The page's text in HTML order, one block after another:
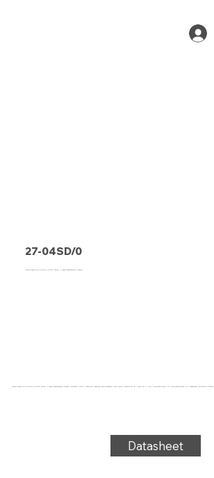
27-04SD/0
Transportband type 27-04SD/0 Hytrel®, naturel, 2-laags breedstestabiel weefsel
Transportband type 27-04SD/0 Hytrel®, naturel, 2-laags breedstestabiel weefsel, bovenzijde: 0,4mm + mattering, onderzijde: geïmpregneerd, dikte 1,55mm, hardheid 92° ShA, kracht-rek 17N/mm, roldiameter 30mm, rol- en glijondersteuning, FDA goedgekeurd, antistatisch
Datasheet